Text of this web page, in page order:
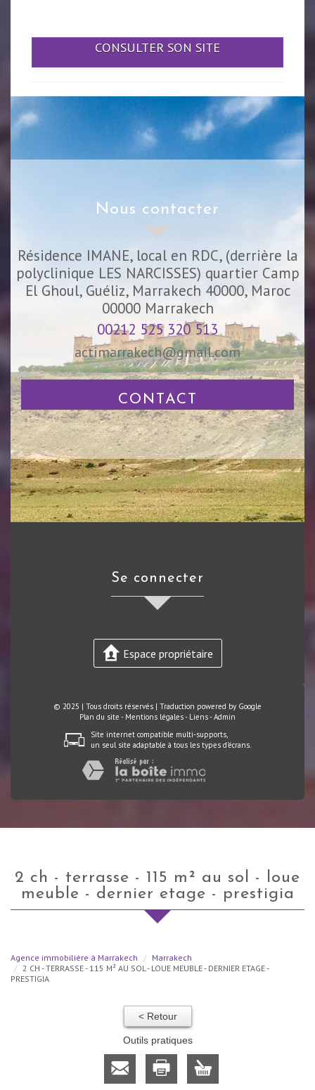
CONSULTER SON SITE
nous contacter
Résidence IMANE, local en RDC, (derrière la
polyclinique LES NARCISSES) quartier Camp
El Ghoul, Guéliz, Marrakech 40000, Maroc
00000 Marrakech
00212 525 320 513
actimarrakech@gmail.com
CONTACT
se connecter
Espace propriétaire
© 2025 | Tous droits réservés | Traduction powered by Google
Plan du site - Mentions légales- Liens-Admin
Site internet compatible multi-supports,
un seul site adaptable à tous les types d'écrans.
2 ch - terrasse - 115 m² au sol - loue
meuble - dernier etage - prestigia
Agence immobilière à Marrakech
Marrakech
2 CH - TERRASSE - 115 M² AU SOL - LOUE MEUBLE - DERNIER ETAGE -
PRESTIGIA
< Retour
Outils pratiques